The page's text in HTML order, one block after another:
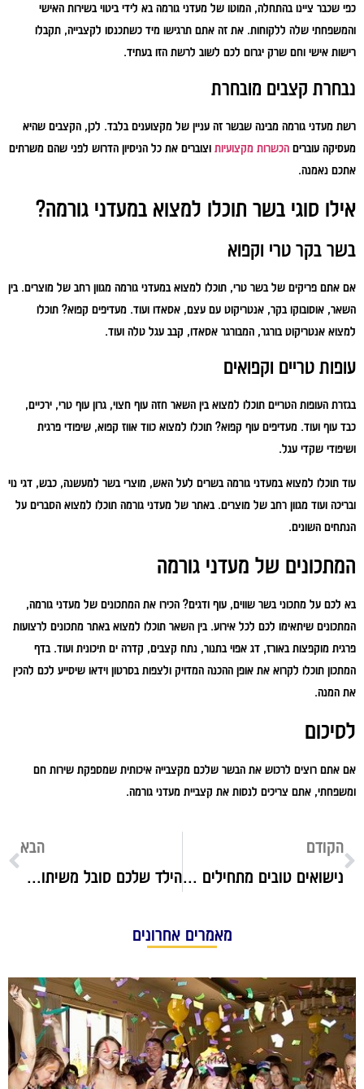
כפי שכבר ציינו בהתחלה, המוטו של מעדני גורמה בא לידי ביטוי בשירות האישי
והמשפחתי שלה ללקוחות. את זה אתם תרגישו מיד כשתכנסו לקצבייה, תקבלו
רישות אישי וחם שרק יגרום לכם לשוב לרשת הזו בעתיד.
נבחרת קצבים מובחרת
רשת מעדני גורמה מבינה שבשר זה עניין של מקצוענים בלבד. לכן, הקצבים שהיא
מעסיקה עוברים הכשרות מקצועיות וצוברים את כל הניסיון הדרוש לפני שהם משרתים
אתכם נאמנה.
אילו סוגי בשר תוכלו למצוא במעדני גורמה?
בשר בקר טרי וקפוא
אם אתם פריקים של בשר טרי, תוכלו למצוא במעדני גורמה מגוון רחב של מוצרים. בין
השאר, אוסובוקו בקר, אנטריקוט עם עצם, אסאדו ועוד. מעדיפים קפוא? תוכלו
למצוא אנטריקוט בורגר, המבורגר אסאדו, קבב עגל טלה ועוד.
עופות טריים וקפואים
בגזרת העופות הטריים תוכלו למצוא בין השאר חזה עוף חצוי, גרון עוף טרי, ירכיים,
כבד עוף ועוד. מעדיפים עוף קפוא? תוכלו למצוא כווד אווז קפוא, שיפודי פרגית
ושיפודי שקדי עגל.
עוד תוכלו למצוא במעדני גורמה בשרים לעל האש, מוצרי בשר למעשנה, כבש, דגי נוי
ובריכה ועוד מגוון רחב של מוצרים. באתר של מעדני גורמה תוכלו למצוא הסברים על
הנתחים השונים.
המתכונים של מעדני גורמה
בא לכם על מתכוני בשר שווים, עוף ודגים? הכירו את המתכונים של מעדני גורמה,
המתכונים שיתאימו לכם לכל אירוע. בין השאר תוכלו למצוא באתר מתכונים לרצועות
פרגית מוקפצות באורז, דג אפוי בתנור, נתח קצבים, קדרה ים תיכונית ועוד. בדף
המתכון תוכלו לקרוא את אופן ההכנה המדויק ולצפות בסרטון וידאו שיסייע לכם להכין
את המנה.
לסיכום
אם אתם רוצים לרכוש את הבשר שלכם מקצבייה איכותית שמספקת שירות חם
ומשפחתי, אתם צריכים לנסות את קצביית מעדני גורמה.
הקודם
נישואים טובים מתחילים בחדר שינה נוח ונעים
הבא
הילד שלכם סובל משיתוק מוחין? כל מה שאתם צריכים לדעת
מאמרים אחרונים